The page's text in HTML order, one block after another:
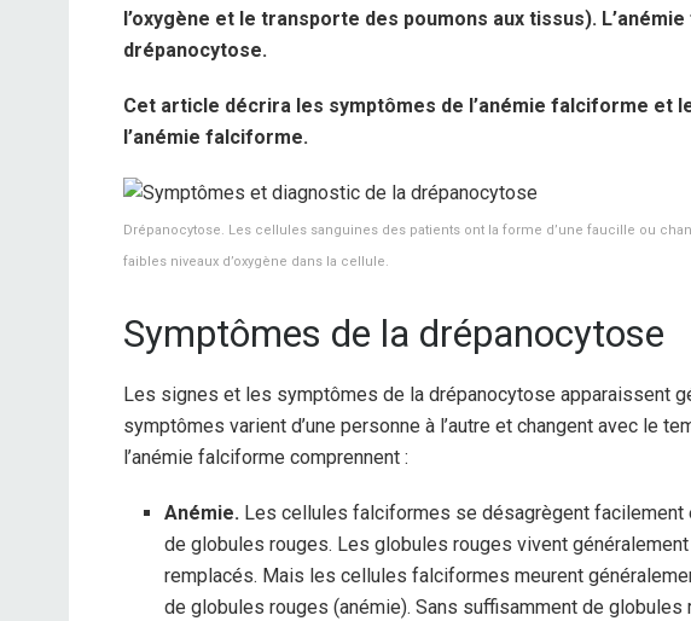
l’oxygène et le transporte des poumons aux tissus).
drépanocytose.
Cet article décrira les symptômes de l’anémie falciforme et
l’anémie falciforme.
Drépanocytose. Les cellules sanguines des patients ont la forme d’une faucille ou
faibles niveaux d’oxygène dans la cellule.
Symptômes de la drépanocytose
Les signes et les symptômes de la drépanocytose apparaissent
symptômes varient d’une personne à l’autre et changent avec le
l’anémie falciforme comprennent :
Anémie. Les cellules falciformes se désagrègent facilement
de globules rouges. Les globules rouges vivent
remplacés. Mais les cellules falciformes meurent
de globules rouges (anémie). Sans suffisamment de